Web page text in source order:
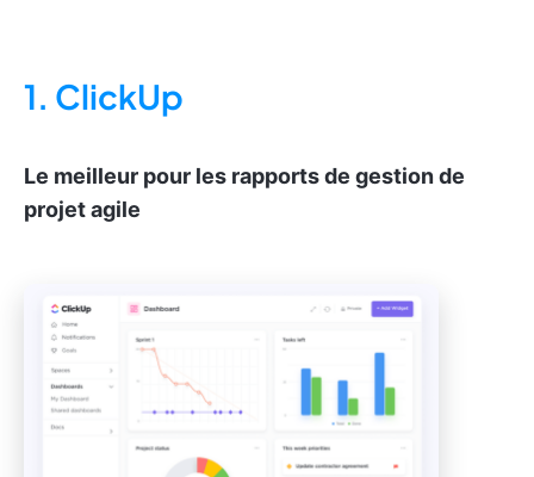
1. ClickUp
Le meilleur pour les rapports de gestion de
projet agile